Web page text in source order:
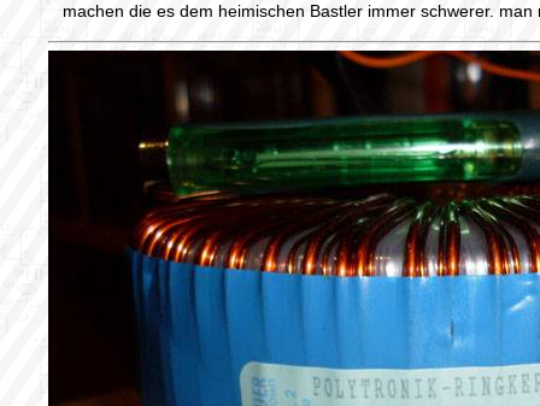
machen die es dem heimischen Bastler immer schwerer. man